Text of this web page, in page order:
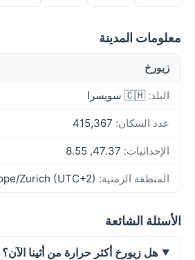
معلومات المدينة
زيورخ
البلد: 🇨🇭 سويسرا
عدد السكان:
الإحداثيات:
المنطقة الزمنية:
الأسئلة الشائعة
هل زيورخ أكثر حرارة من أثينا الآن؟